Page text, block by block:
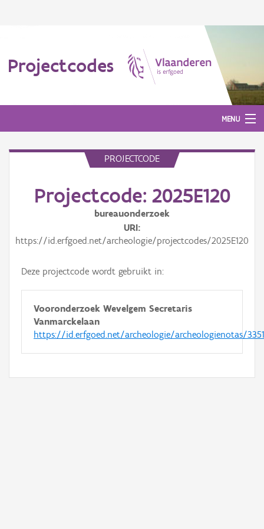
Projectcodes
MENU
PROJECTCODE
Projectcode: 2025E120
bureauonderzoek
URI
https://id.erfgoed.net/archeologie/projectcodes/2025E120
Deze projectcode wordt gebruikt in:
Vooronderzoek Wevelgem Secretaris
Vanmarckelaan
https://id.erfgoed.net/archeologie/archeologienotas/